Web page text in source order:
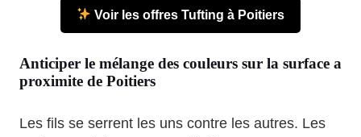
Voir les offres Tufting à Poitiers
Anticiper le mélange des couleurs sur la surface a
proximite de Poitiers
Les fils se serrent les uns contre les autres. Les